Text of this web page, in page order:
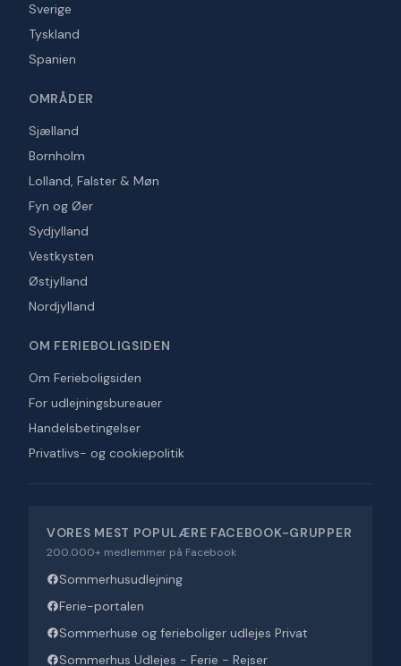
Sverige
Tyskland
Spanien
OMRÅDER
Sjælland
Bornholm
Lolland, Falster & Møn
Fyn og Øer
Sydjylland
Vestkysten
Østjylland
Nordjylland
OM FERIEBOLIGSIDEN
Om Ferieboligsiden
For udlejningsbureauer
Handelsbetingelser
Privatlivs- og cookiepolitik
VORES MEST POPULÆRE FACEBOOK-GRUPPER
200.000+ medlemmer på Facebook
Sommerhusudlejning
Ferie-portalen
Sommerhuse og ferieboliger udlejes Privat
Sommerhus Udlejes - Ferie - Rejser